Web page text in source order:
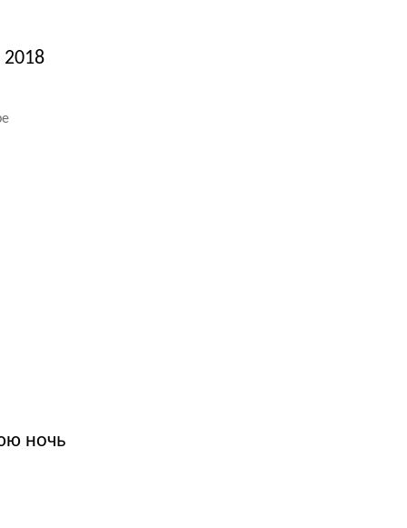
ночь